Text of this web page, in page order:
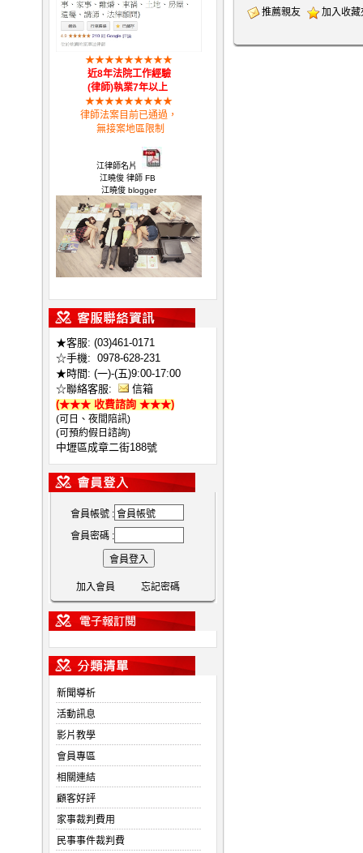
★★★★★★★★★
近8年法院工作經驗
(律師)執業7年以上
★★★★★★★★★
律師法案目前已通過，
無接案地區限制
江律師名片
江曉俊 律師 FB
江曉俊 blogger
★客服: (03)461-0171
☆手機: 0978-628-231
★時間: (一)-(五)9:00-17:00
☆聯絡客服:
信箱
(★★★ 收費諮詢 ★★★)
(可日、夜間陪訊)
(可預約假日諮詢)
中壢區成章二街188號
會員帳號 :
會員密碼 :
加入會員 忘記密碼
新聞導析
活動訊息
影片教學
會員專區
相關連結
顧客好評
家事裁判費用
民事事件裁判費
推薦親友 加入收藏